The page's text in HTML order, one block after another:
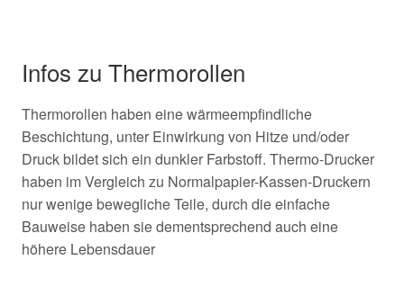
Infos zu Thermorollen
Thermorollen haben eine wärmeempfindliche
Beschichtung, unter Einwirkung von Hitze und/oder
Druck bildet sich ein dunkler Farbstoff. Thermo-Drucker
haben im Vergleich zu Normalpapier-Kassen-Druckern
nur wenige bewegliche Teile, durch die einfache
Bauweise haben sie dementsprechend auch eine
höhere Lebensdauer